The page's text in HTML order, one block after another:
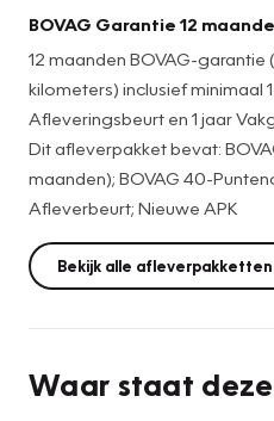
USB-aansluiting, ISOFIX
START/STOP systeem,
Pianolak afwerking interieur,
AIRCO, Bekerhouders voor +
autopas! 1e eigenaars auto!
Bekijk voor het volledige
onze website!
BOVAG Garantie 12
12 maanden BOVAG-
kilometers) inclusief minimaal 1
Afleveringsbeurt en 1 jaar
Dit afleverpakket bevat:
maanden); BOVAG 40-
Afleverbeurt; Nieuwe APK
Bekijk alle afleverpakketten
Waar staat